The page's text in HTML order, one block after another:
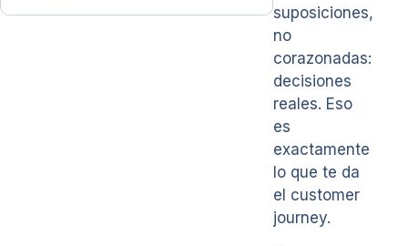
suposiciones,
no
corazonadas:
decisiones
reales. Eso
es
exactamente
lo que te da
el customer
journey.